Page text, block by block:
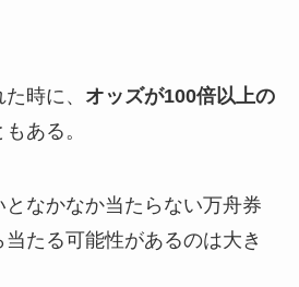
時に、 オッズが100倍以上の
ある。
なかなか当たらない万舟券
たる可能性があるのは大き